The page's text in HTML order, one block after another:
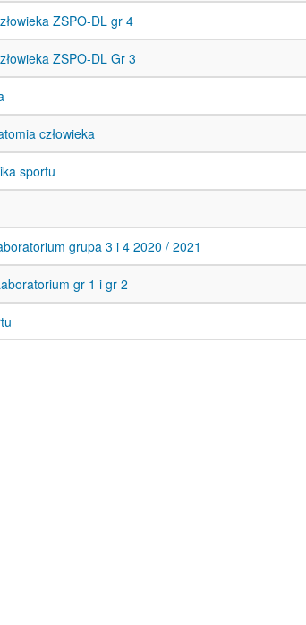
ZSPO-DL gr 4
Anatomia człowieka ZSPO-DL Gr 3
człowieka
sportu
grupa 3 i 4 2020 / 2021
gr 1 i gr 2